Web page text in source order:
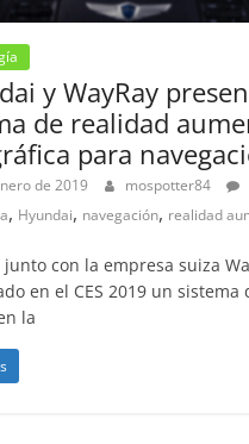
y WayRay
de realidad
para
de 2019 mospotter84
, Hyundai, navegación, realidad
con la empresa suiza
en el CES 2019 un sistema
la